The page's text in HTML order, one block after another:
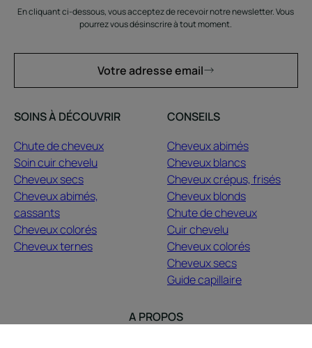
En cliquant ci-dessous, vous acceptez de recevoir notre newsletter. Vous
pourrez vous désinscrire à tout moment.
Votre adresse email
SOINS À DÉCOUVRIR
Chute de cheveux
Soin cuir chevelu
Cheveux secs
Cheveux abimés,
cassants
Cheveux colorés
Cheveux ternes
CONSEILS
Cheveux abimés
Cheveux blancs
Cheveux crépus, frisés
Cheveux blonds
Chute de cheveux
Cuir chevelu
Cheveux colorés
Cheveux secs
Guide capillaire
A PROPOS